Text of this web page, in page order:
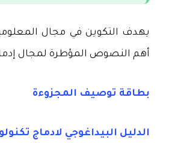
يهدف التكوين في مجال
أهم النصوص المؤطرة لمجال
بطاقة توصيف المجزوءة
الدليل البيداغوجي لادماج